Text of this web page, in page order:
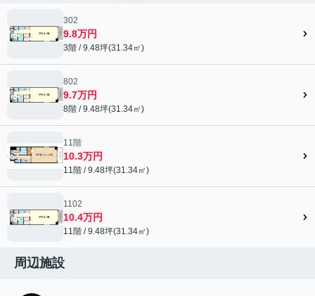
302
9.8万円
3階 / 9.48坪(31.34㎡)
802
9.7万円
8階 / 9.48坪(31.34㎡)
11階
10.3万円
11階 / 9.48坪(31.34㎡)
1102
10.4万円
11階 / 9.48坪(31.34㎡)
周辺施設